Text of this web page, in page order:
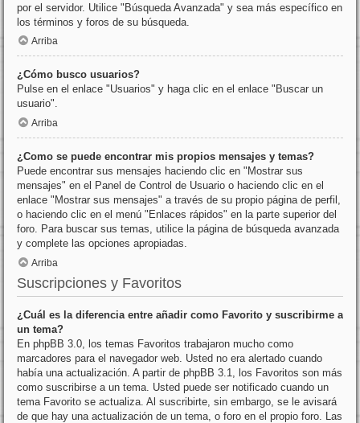
por el servidor. Utilice "Búsqueda Avanzada" y sea más específico en
los términos y foros de su búsqueda.
Arriba
¿Cómo busco usuarios?
Pulse en el enlace "Usuarios" y haga clic en el enlace "Buscar un
usuario".
Arriba
¿Como se puede encontrar mis propios mensajes y temas?
Puede encontrar sus mensajes haciendo clic en "Mostrar sus
mensajes" en el Panel de Control de Usuario o haciendo clic en el
enlace "Mostrar sus mensajes" a través de su propio página de perfil,
o haciendo clic en el menú "Enlaces rápidos" en la parte superior del
foro. Para buscar sus temas, utilice la página de búsqueda avanzada
y complete las opciones apropiadas.
Arriba
Suscripciones y Favoritos
¿Cuál es la diferencia entre añadir como Favorito y suscribirme a
un tema?
En phpBB 3.0, los temas Favoritos trabajaron mucho como
marcadores para el navegador web. Usted no era alertado cuando
había una actualización. A partir de phpBB 3.1, los Favoritos son más
como suscribirse a un tema. Usted puede ser notificado cuando un
tema Favorito se actualiza. Al suscribirte, sin embargo, se le avisará
de que hay una actualización de un tema, o foro en el propio foro. Las